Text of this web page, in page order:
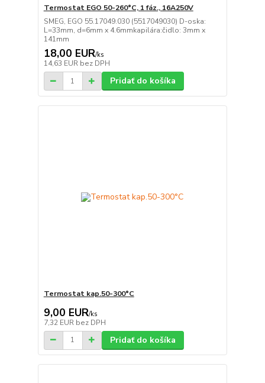
Termostat EGO 50-260°C, 1 fáz., 16A250V
SMEG, EGO 55.17049.030 (5517049030) D-oska:
L=33mm, d=6mm x 4.6mmkapilára:čidlo: 3mm x
141mm
18,00 EUR/ks
14,63 EUR bez DPH
Pridať do košíka
Termostat kap.50-300°C
9,00 EUR/ks
7,32 EUR bez DPH
Pridať do košíka